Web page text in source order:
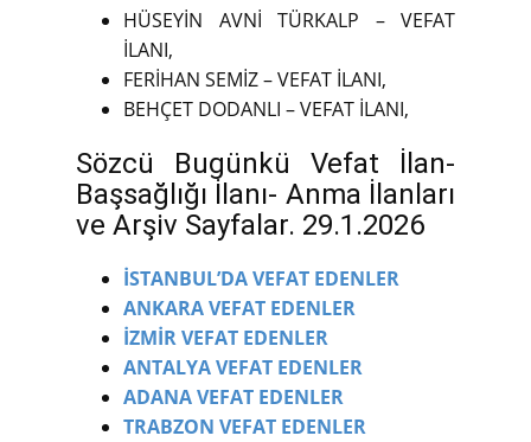
HÜSEYİN AVNİ TÜRKALP – VEFAT
İLANI,
FERİHAN SEMİZ – VEFAT İLANI,
BEHÇET DODANLI – VEFAT İLANI,
Sözcü Bugünkü Vefat İlan-
Başsağlığı İlanı- Anma İlanları
ve Arşiv Sayfalar. 29.1.2026
İSTANBUL’DA VEFAT EDENLER
ANKARA VEFAT EDENLER
İZMİR VEFAT EDENLER
ANTALYA VEFAT EDENLER
ADANA VEFAT EDENLER
TRABZON VEFAT EDENLER